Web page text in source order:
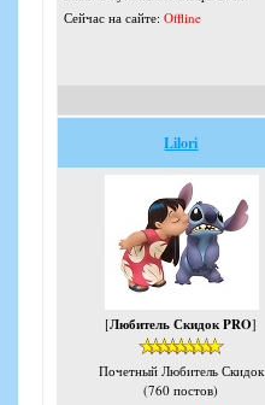
Сейчас на сайте: Offline
Lilori
[Любитель Скидок PRO]
Почетный Любитель Скидок
(760 постов)